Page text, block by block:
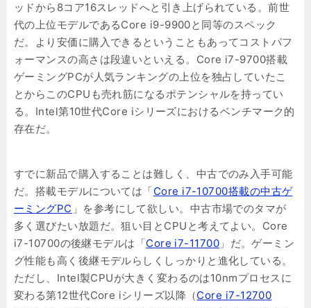
ッドから8コア16スレッドへと引き上げられている。前世
代の上位モデルであるCore i9-9900と同等のスペック
だ。より安価に購入できるということもあってコストパフ
ォーマンスの高さは段違いといえる。Core i7-9700搭載
ゲーミングPCが人気ランキングの上位を独占していたこ
とからこのCPUも売れ筋になるポテンシャルを持ってい
る。Intel第10世代Core iシリーズにおけるベンチマーク的
存在だ。
すでに新品で購入することは難しく、中古でのみ入手可能
だ。搭載モデルについては「Core i7-10700搭載の中古ゲ
ーミングPC 」を参考にして欲しい。中古市場でのタマが
多く選びたい放題だ。狙い目とCPUと考えてよい。Core
i7-10700の後継モデルは「Core i7-11700 」だ。ゲーミン
グ性能も高く後継モデルらしくしっかりと進化している。
ただし、Intel製CPUが大きく変わるのは10nmプロセスに
変わる第12世代Core iシリーズ以降（Core i7-12700